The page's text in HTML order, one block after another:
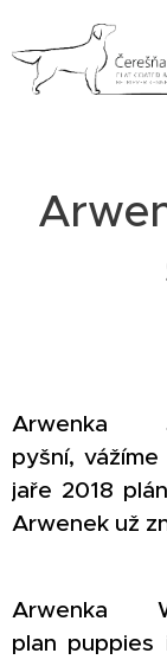
Arwenka ♥
pyšní,
jaře 2018
Arwenek už
Arwenka ♥
plan